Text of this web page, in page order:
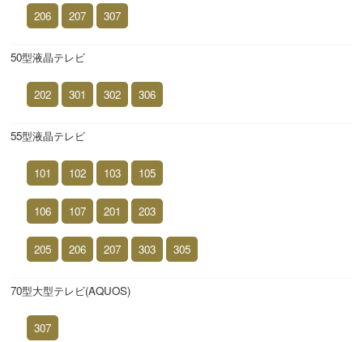
206 207 307
50型液晶テレビ
202 301 302 306
55型液晶テレビ
101 102 103 105
106 107 201 203
205 206 207 303 305
70型大型テレビ(AQUOS)
307